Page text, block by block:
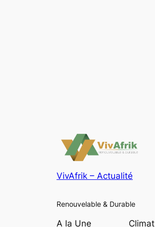
VivAfrik – Actualité
Renouvelable & Durable
A la Une Climat